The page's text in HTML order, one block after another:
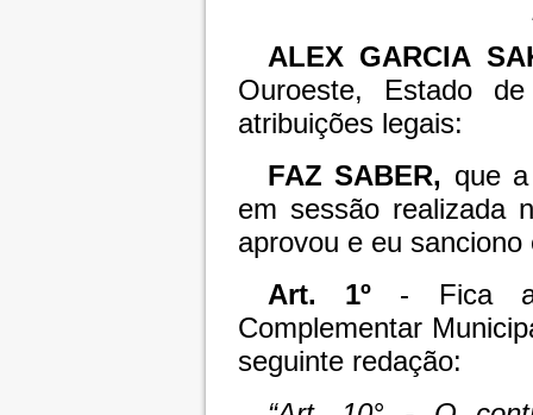
ALEX GARCIA
Ouroeste, Estado
atribuições legais:
FAZ SABER, que
em sessão realizada
aprovou e eu
Art. 1º - Fica
Complementar
seguinte redação: